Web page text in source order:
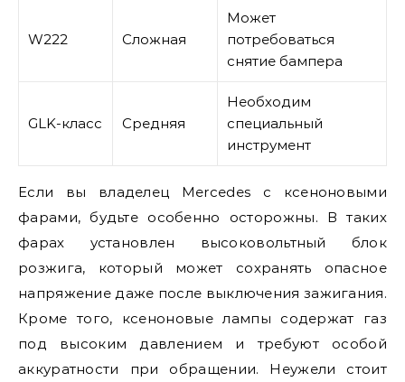
W222 Сложная
Может
потребоваться
снятие бампера
GLK-класс Средняя
Необходим
специальный
инструмент
Если вы владелец Mercedes с ксеноновыми
фарами, будьте особенно осторожны. В таких
фарах установлен высоковольтный блок
розжига, который может сохранять опасное
напряжение даже после выключения зажигания.
Кроме того, ксеноновые лампы содержат газ
под высоким давлением и требуют особой
аккуратности при обращении. Неужели стоит